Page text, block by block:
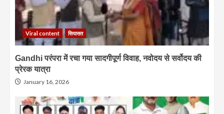
Viral content सियासत
Gandhi परंपरा में रचा गया सादगीपूर्ण विवाह, नवोदय से सर्वोदय की
प्रेरक यात्रा
January 16, 2026